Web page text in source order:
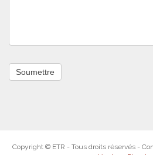
Copyright © ETR - Tous droits réservés -